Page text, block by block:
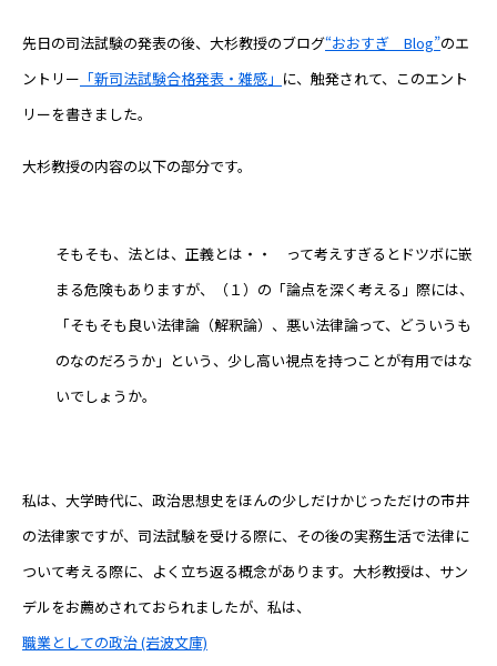
先日の司法試験の発表の後、大杉教授のブログ“おおすぎ Blog”のエ
ントリー 「新司法試験合格発表・雑感」 に、触発されて、このエント
リーを書きました。
大杉教授の内容の以下の部分です。
そもそも、法とは、正義とは・・ って考えすぎるとドツボに嵌
まる危険もありますが、（１）の「論点を深く考える」際には、
「そもそも良い法律論（解釈論）、悪い法律論って、どういうも
のなのだろうか」という、少し高い視点を持つことが有用ではな
いでしょうか。
私は、大学時代に、政治思想史をほんの少しだけかじっただけの市井
の法律家ですが、司法試験を受ける際に、その後の実務生活で法律に
ついて考える際に、よく立ち返る概念があります。大杉教授は、サン
デルをお薦めされておられましたが、私は、
職業としての政治 (岩波文庫)